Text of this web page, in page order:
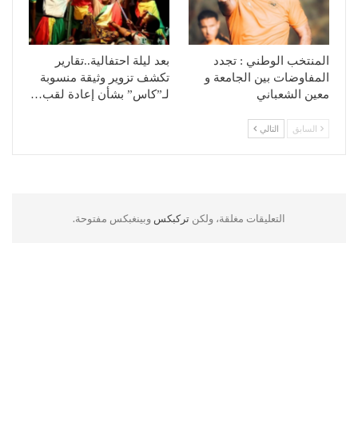
المنتخب الوطني : تجدد
المفاوضات بين الجامعة و
معين الشعباني
بعد ليلة احتفالية..تقارير
تكشف تزوير وثيقة منسوبة
لـ”كاس” بشأن إعادة لقب…
السابق التالي
التعليقات مغلقة، ولكن تركبكس وبينغبكس مفتوحة.